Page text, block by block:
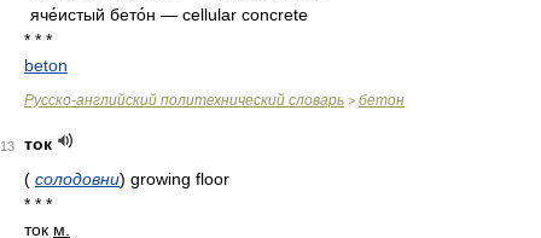
яче́истый бето́н — cellular concrete
* * *
beton
Русско-английский политехнический словарь > бетон
13
ток
( солодовни) growing floor
* * *
ток м.